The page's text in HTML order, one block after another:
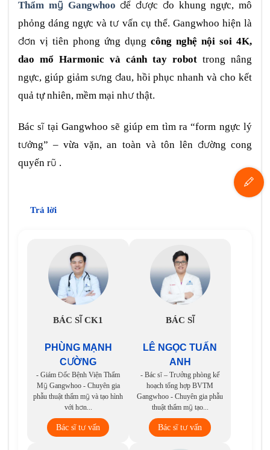
Thẩm mỹ Gangwhoo để được đo khung ngực, mô
phỏng dáng ngực và tư vấn cụ thể. Gangwhoo hiện là
đơn vị tiên phong ứng dụng công nghệ nội soi 4K,
dao mổ Harmonic và cánh tay robot trong nâng
ngực, giúp giảm sưng đau, hồi phục nhanh và cho kết
quả tự nhiên, mềm mại như thật.
Bác sĩ tại Gangwhoo sẽ giúp em tìm ra “form ngực lý
tưởng” – vừa vặn, an toàn và tôn lên đường cong
quyến rũ .
Trả lời
BÁC SĨ CK1
PHÙNG MẠNH
CƯỜNG
- Giám Đốc Bệnh Viện Thẩm
Mỹ Gangwhoo - Chuyên gia
phẫu thuật thẩm mỹ và tạo hình
với hơn...
Bác sĩ tư vấn
BÁC SĨ
LÊ NGỌC TUẤN
ANH
- Bác sĩ – Trưởng phòng kế
hoạch tổng hợp BVTM
Gangwhoo - Chuyên gia phẫu
thuật thẩm mỹ tạo...
Bác sĩ tư vấn